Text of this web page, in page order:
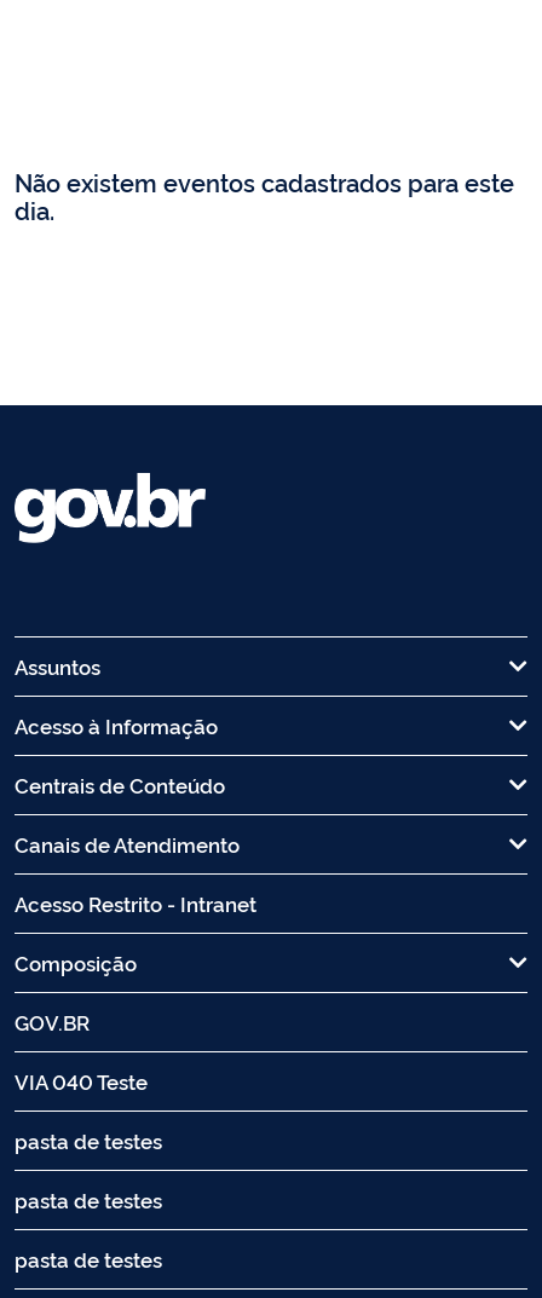
Não existem eventos cadastrados para este
dia.
Assuntos
Acesso à Informação
Centrais de Conteúdo
Canais de Atendimento
Acesso Restrito - Intranet
Composição
GOV.BR
VIA 040 Teste
pasta de testes
pasta de testes
pasta de testes